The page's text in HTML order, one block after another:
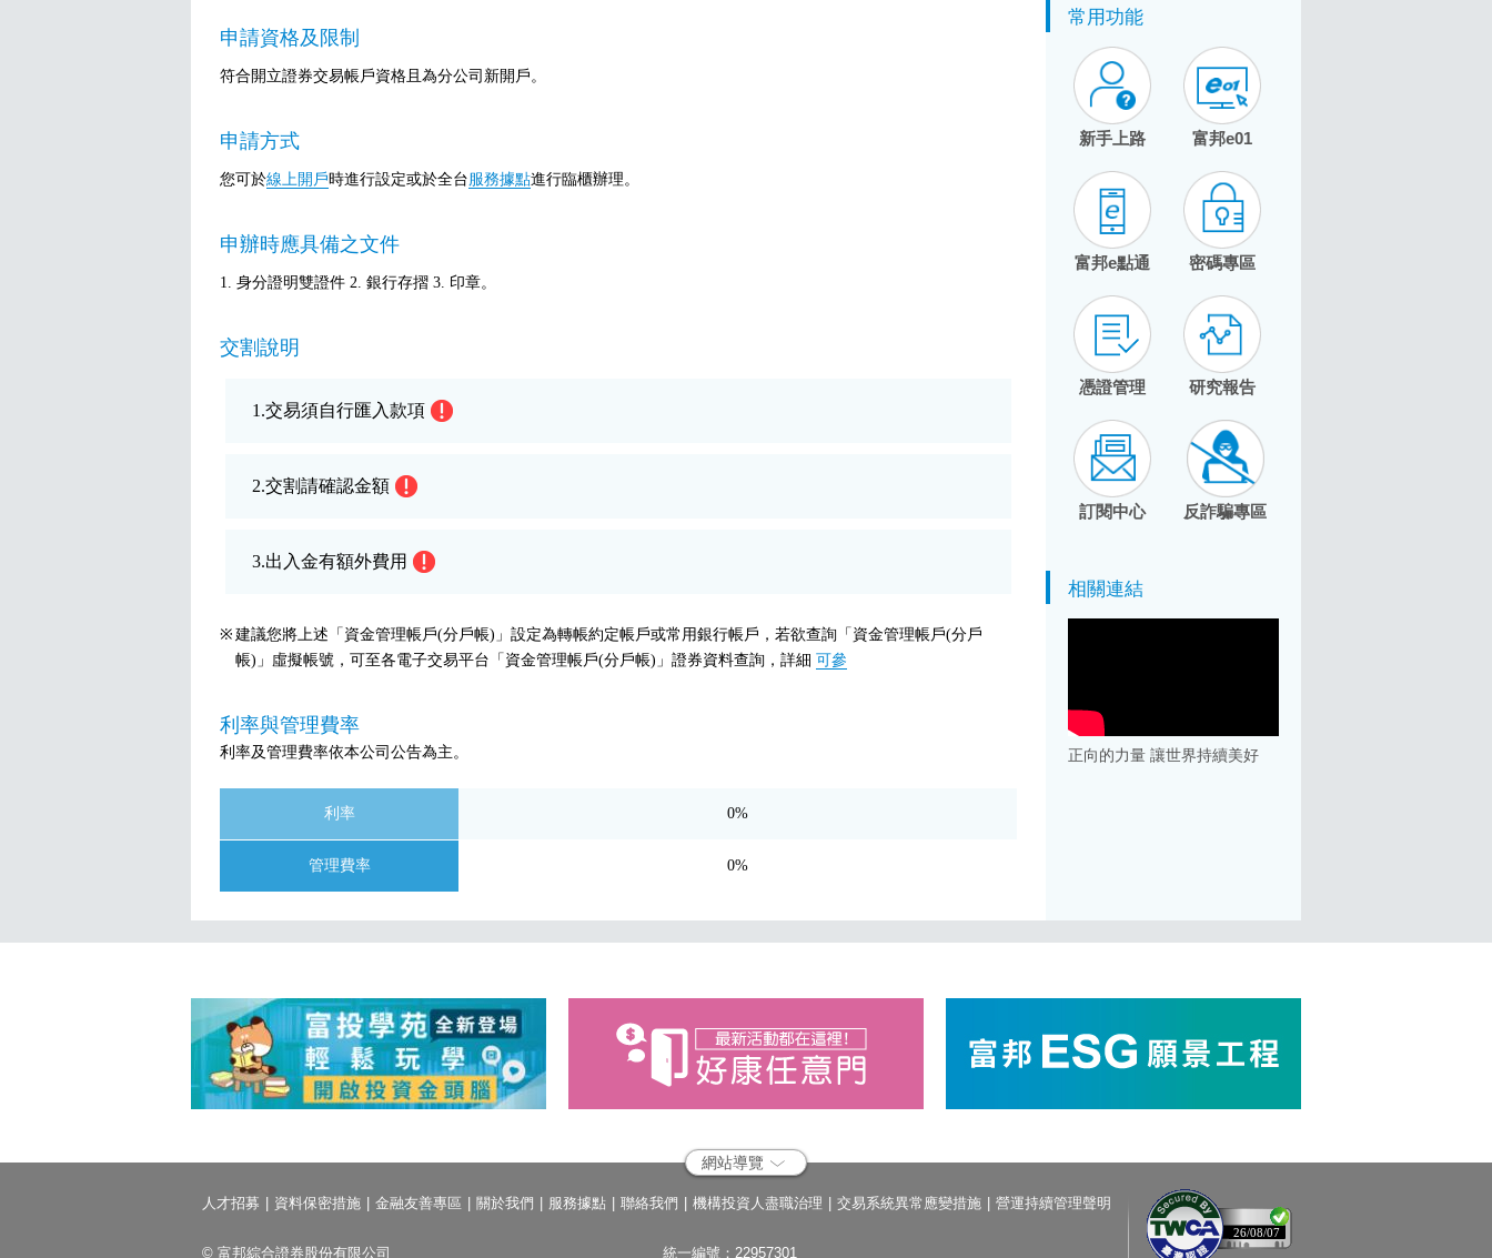
申請資格及限制
符合開立證券交易帳戶資格且為分公司新開戶。
申請方式
您可於線上開戶時進行設定或於全台服務據點進行臨櫃辦理。
申辦時應具備之文件
1. 身分證明雙證件 2. 銀行存摺 3. 印章。
交割說明
1.交易須自行匯入款項
2.交割請確認金額
3.出入金有額外費用
建議您將上述「資金管理帳戶(分戶帳)」設定為轉帳約定帳戶或常用銀行帳戶，若欲查詢「資金管理帳戶(分戶
帳)」虛擬帳號，可至各電子交易平台「資金管理帳戶(分戶帳)」證券資料查詢，詳細 可參
利率與管理費率
利率及管理費率依本公司公告為主。
利率 0%
管理費率 0%
常用功能
新手上路 富邦e01
富邦e點通 密碼專區
憑證管理 研究報告
訂閱中心 反詐騙專區
相關連結
正向的力量 讓世界持續美好
網站導覽
人才招募 資料保密措施 金融友善專區 關於我們 服務據點 聯絡我們 機構投資人盡職治理 交易系統異常應變措施 營運持續管理聲明
© 富邦綜合證券股份有限公司 統一編號：22957301
26/08/07